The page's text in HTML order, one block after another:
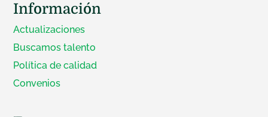
Información
Actualizaciones
Buscamos talento
Política de calidad
Convenios